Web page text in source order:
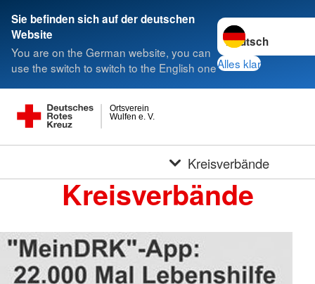
Sie befinden sich auf der deutschen
Website
You are on the German website, you can
use the switch to switch to the English one
Sprache wechseln
Alles klar
Wulfen e. V.
Ortsverein
Kreisverbände
Kreisverbände